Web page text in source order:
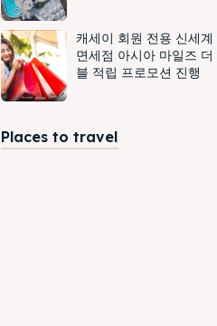
캐세이 회원 전용 신세계
면세점 아시아 마일즈 더
블 적립 프로모션 진행
Places to travel